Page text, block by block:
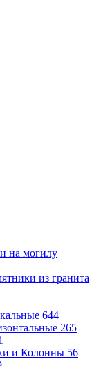
на могилу
из гранита
644
265
и Колонны 56